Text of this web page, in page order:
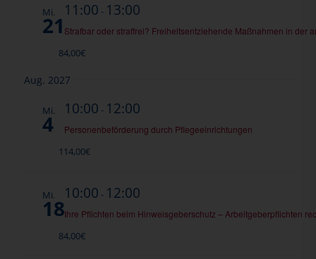
Mi.
21
11:00 - 13:00
Strafbar oder straffrei? Freiheitsentziehende Maßnahmen in der
84,00€
Aug. 2027
Mi.
4
10:00 - 12:00
Personenbeförderung durch Pflegeeinrichtungen
114,00€
Mi.
18
10:00 - 12:00
Ihre Pflichten beim Hinweisgeberschutz – Arbeitgeberpflichten
84,00€